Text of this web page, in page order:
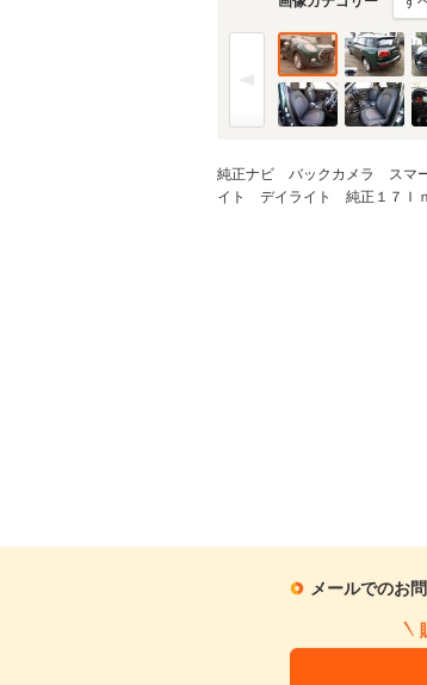
純正ナビ バックカメラ スマー
イト デイライト 純正１７Ｉ
メールでのお